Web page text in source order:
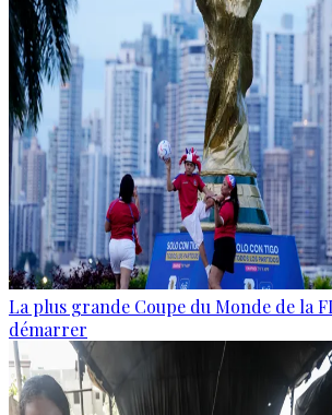
La plus grande Coupe du Monde de la
démarrer